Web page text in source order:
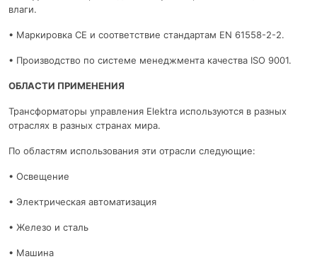
влаги.
• Маркировка CE и соответствие стандартам EN 61558-2-2.
• Производство по системе менеджмента качества ISO 9001.
ОБЛАСТИ ПРИМЕНЕНИЯ
Трансформаторы управления Elektra используются в разных
отраслях в разных странах мира.
По областям использования эти отрасли следующие:
• Освещение
• Электрическая автоматизация
• Железо и сталь
• Машина